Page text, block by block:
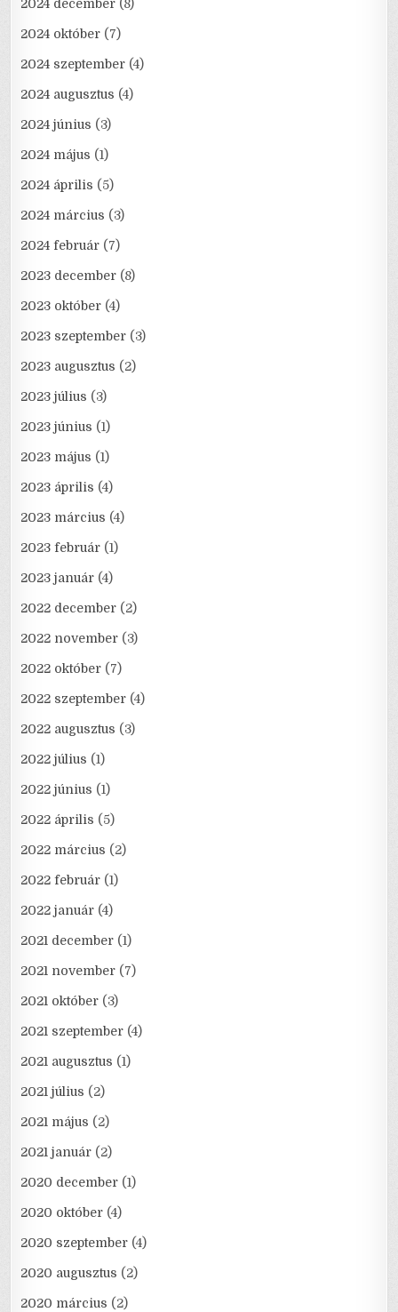
2024 december (8)
2024 október (7)
2024 szeptember (4)
2024 augusztus (4)
2024 június (3)
2024 május (1)
2024 április (5)
2024 március (3)
2024 február (7)
2023 december (8)
2023 október (4)
2023 szeptember (3)
2023 augusztus (2)
2023 július (3)
2023 június (1)
2023 május (1)
2023 április (4)
2023 március (4)
2023 február (1)
2023 január (4)
2022 december (2)
2022 november (3)
2022 október (7)
2022 szeptember (4)
2022 augusztus (3)
2022 július (1)
2022 június (1)
2022 április (5)
2022 március (2)
2022 február (1)
2022 január (4)
2021 december (1)
2021 november (7)
2021 október (3)
2021 szeptember (4)
2021 augusztus (1)
2021 július (2)
2021 május (2)
2021 január (2)
2020 december (1)
2020 október (4)
2020 szeptember (4)
2020 augusztus (2)
2020 március (2)